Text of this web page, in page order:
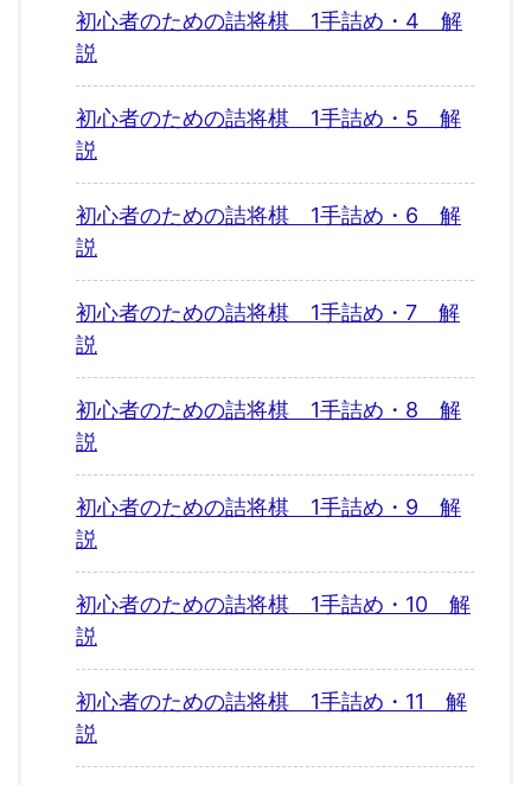
初心者のための詰将棋 1手詰め・4 解
説
初心者のための詰将棋 1手詰め・5 解
説
初心者のための詰将棋 1手詰め・6 解
説
初心者のための詰将棋 1手詰め・7 解
説
初心者のための詰将棋 1手詰め・8 解
説
初心者のための詰将棋 1手詰め・9 解
説
初心者のための詰将棋 1手詰め・10 解
説
初心者のための詰将棋 1手詰め・11 解
説